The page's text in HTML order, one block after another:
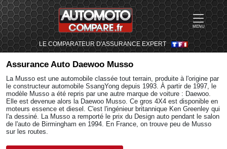
MENU
LE COMPARATEUR D'ASSURANCE EXPERT
Assurance Auto Daewoo Musso
La Musso est une automobile classée tout terrain, produite à l'origine par
le constructeur automobile SsangYong depuis 1993. À partir de 1997, le
modèle Musso a été repris par une autre marque de voiture : Daewoo.
Elle est devenue alors la Daewoo Musso. Ce gros 4X4 est disponible en
moteurs essence et diesel. C'est l'ingénieur britannique Ken Greenley qui
l'a dessiné. La Musso a remporté le prix du Design auto pendant le salon
de l'auto de Birmingham en 1994. En France, on trouve peu de Musso
sur les routes.